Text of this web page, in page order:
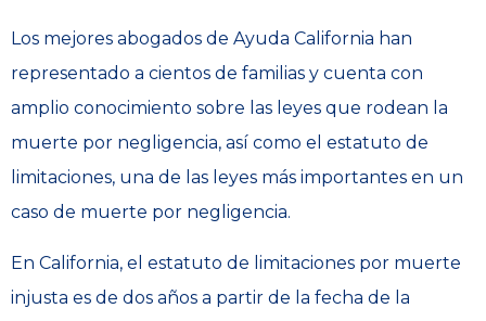
Los mejores abogados de Ayuda California han
representado a cientos de familias y cuenta con
amplio conocimiento sobre las leyes que rodean la
muerte por negligencia, así como el estatuto de
limitaciones, una de las leyes más importantes en un
caso de muerte por negligencia.
En California, el estatuto de limitaciones por muerte
injusta es de dos años a partir de la fecha de la